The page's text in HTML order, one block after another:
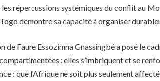
les répercussions systémiques du conflit au
démontre sa capacité à organiser
de Faure Essozimna Gnassingbé a posé le
: elles s’imbriquent et se
: que l’Afrique ne soit plus seulement